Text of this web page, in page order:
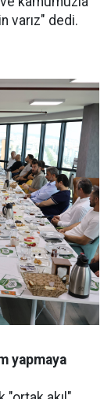
varız" dedi.
yapmaya